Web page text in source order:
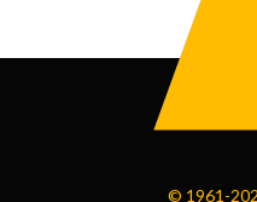
© 1961-